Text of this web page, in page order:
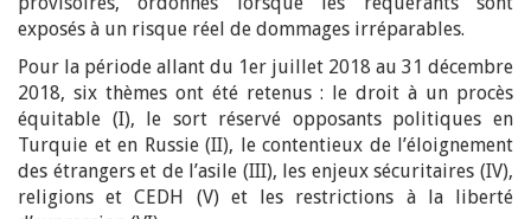
exposés à un risque réel de dommages irréparables.
Pour la période allant du 1er juillet 2018 au 31 décembre
2018, six thèmes ont été retenus : le droit à un procès
équitable (I), le sort réservé opposants politiques en
Turquie et en Russie (II), le contentieux de l’éloignement
des étrangers et de l’asile (III), les enjeux sécuritaires (IV),
religions et CEDH (V) et les restrictions à la liberté